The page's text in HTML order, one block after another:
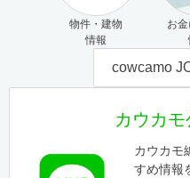
物件・建物
情報
お
cowcamo
カウカ
カウカモ
すめ情報